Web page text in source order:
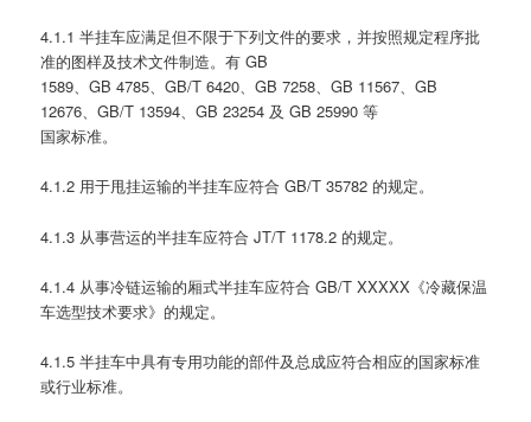
4.1.1 半挂车应满足但不限于下列文件的要求，并按照规定程序批
准的图样及技术文件制造。有 GB
1589、GB 4785、GB/T 6420、GB 7258、GB 11567、GB
12676、GB/T 13594、GB 23254 及 GB 25990 等
国家标准。
4.1.2 用于甩挂运输的半挂车应符合 GB/T 35782 的规定。
4.1.3 从事营运的半挂车应符合 JT/T 1178.2 的规定。
4.1.4 从事冷链运输的厢式半挂车应符合 GB/T XXXXX《冷藏保温
车选型技术要求》的规定。
4.1.5 半挂车中具有专用功能的部件及总成应符合相应的国家标准
或行业标准。